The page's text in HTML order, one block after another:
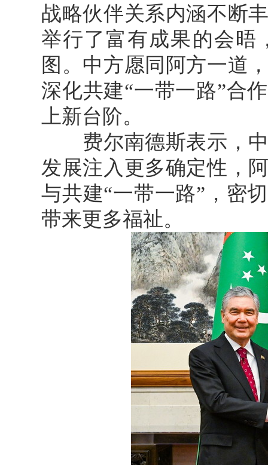
战略伙伴关系内涵不断
举行了富有成果的会晤
图。中方愿同阿方一道
深化共建“一带一路”合
上新台阶。
费尔南德斯表示，中
发展注入更多确定性，
与共建“一带一路”，密
带来更多福祉。